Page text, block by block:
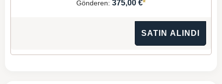
Gönderen: 375,00 €*
SATIN ALINDI